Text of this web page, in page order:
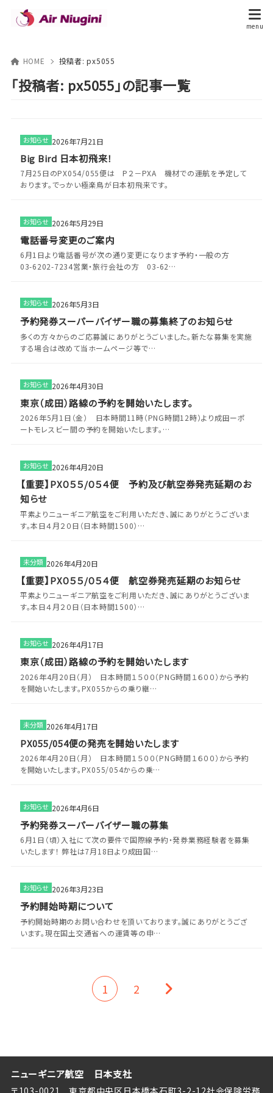
HOME 投稿者:px5055
「投稿者: px5055」の記事一覧
お知らせ 2026年7月21日
Big Bird 日本初飛来！
7月25日のPX054/055便は P２－PXA 機材での運航を予定して
おります。でっかい極楽鳥が日本初飛来です。
お知らせ 2026年5月29日
電話番号変更のご案内
6月1日より電話番号が次の通り変更になります予約・一般の方
03-6202-7234営業・旅行会社の方 03-62…
お知らせ 2026年5月3日
予約発券スーパーバイザー職の募集終了のお知らせ
多くの方々からのご応募誠にありがとうごいました。新たな募集を実施
する場合は改めて当ホームページ等で…
お知らせ 2026年4月30日
東京（成田）路線の予約を開始いたします。
2026年5月1日（金） 日本時間11時（PNG時間12時）より成田ーポ
ートモレスビー間の予約を開始いたします。…
お知らせ 2026年4月20日
【重要】PX０５５/０５４便 予約及び航空券発売延期のお
知らせ
平素よりニューギニア航空をご利用いただき、誠にありがとうございま
す。本日４月２０日（日本時間1500）…
未分類 2026年4月20日
【重要】PX０５５/０５４便 航空券発売延期のお知らせ
平素よりニューギニア航空をご利用いただき、誠にありがとうございま
す。本日４月２０日（日本時間1500）…
お知らせ 2026年4月17日
東京（成田）路線の予約を開始いたします
2026年4月20日（月） 日本時間１５００（PNG時間１６００）から予約
を開始いたします。PX055からの乗り継…
未分類 2026年4月17日
PX055/054便の発売を開始いたします
2026年4月20日（月） 日本時間１５００（PNG時間１６００）から予約
を開始いたします。PX055/054からの乗…
お知らせ 2026年4月6日
予約発券スーパーバイザー職の募集
6月1日（頃）入社にて次の要件で国際線予約・発券業務経験者を募集
いたします！ 弊社は7月18日より成田国…
お知らせ 2026年3月23日
予約開始時期について
予約開始時期のお問い合わせを頂いております。誠にありがとうござ
います。現在国土交通省への運賃等の申…
1 2
ニューギニア航空 日本支社
〒103-0021 東京都中央区日本橋本石町3-2-12社会保険労務